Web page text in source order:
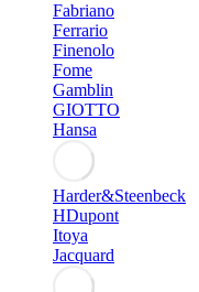
Fabriano
Ferrario
Finenolo
Fome
Gamblin
GIOTTO
Hansa
Harder&Steenbeck
HDupont
Itoya
Jacquard